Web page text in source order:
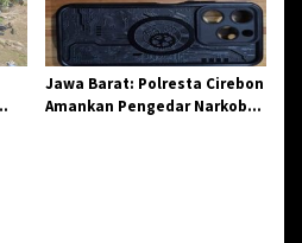
Jawa Barat: Polresta Cirebon
Amankan Pengedar Narkoba